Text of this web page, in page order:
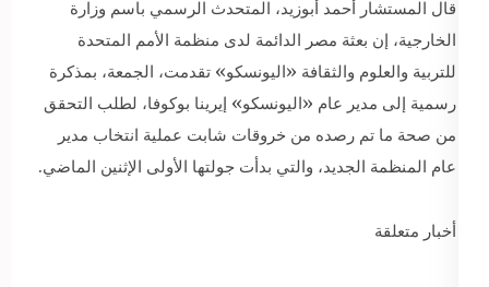
قال المستشار أحمد أبوزيد، المتحدث الرسمي باسم وزارة
الخارجية، إن بعثة مصر الدائمة لدى منظمة الأمم المتحدة
للتربية والعلوم والثقافة «اليونسكو» تقدمت، الجمعة، بمذكرة
رسمية إلى مدير عام «اليونسكو» إيرينا بوكوفا، لطلب التحقق
من صحة ما تم رصده من خروقات شابت عملية انتخاب مدير
عام المنظمة الجديد، والتي بدأت جولتها الأولى الإثنين الماضي.
أخبار متعلقة